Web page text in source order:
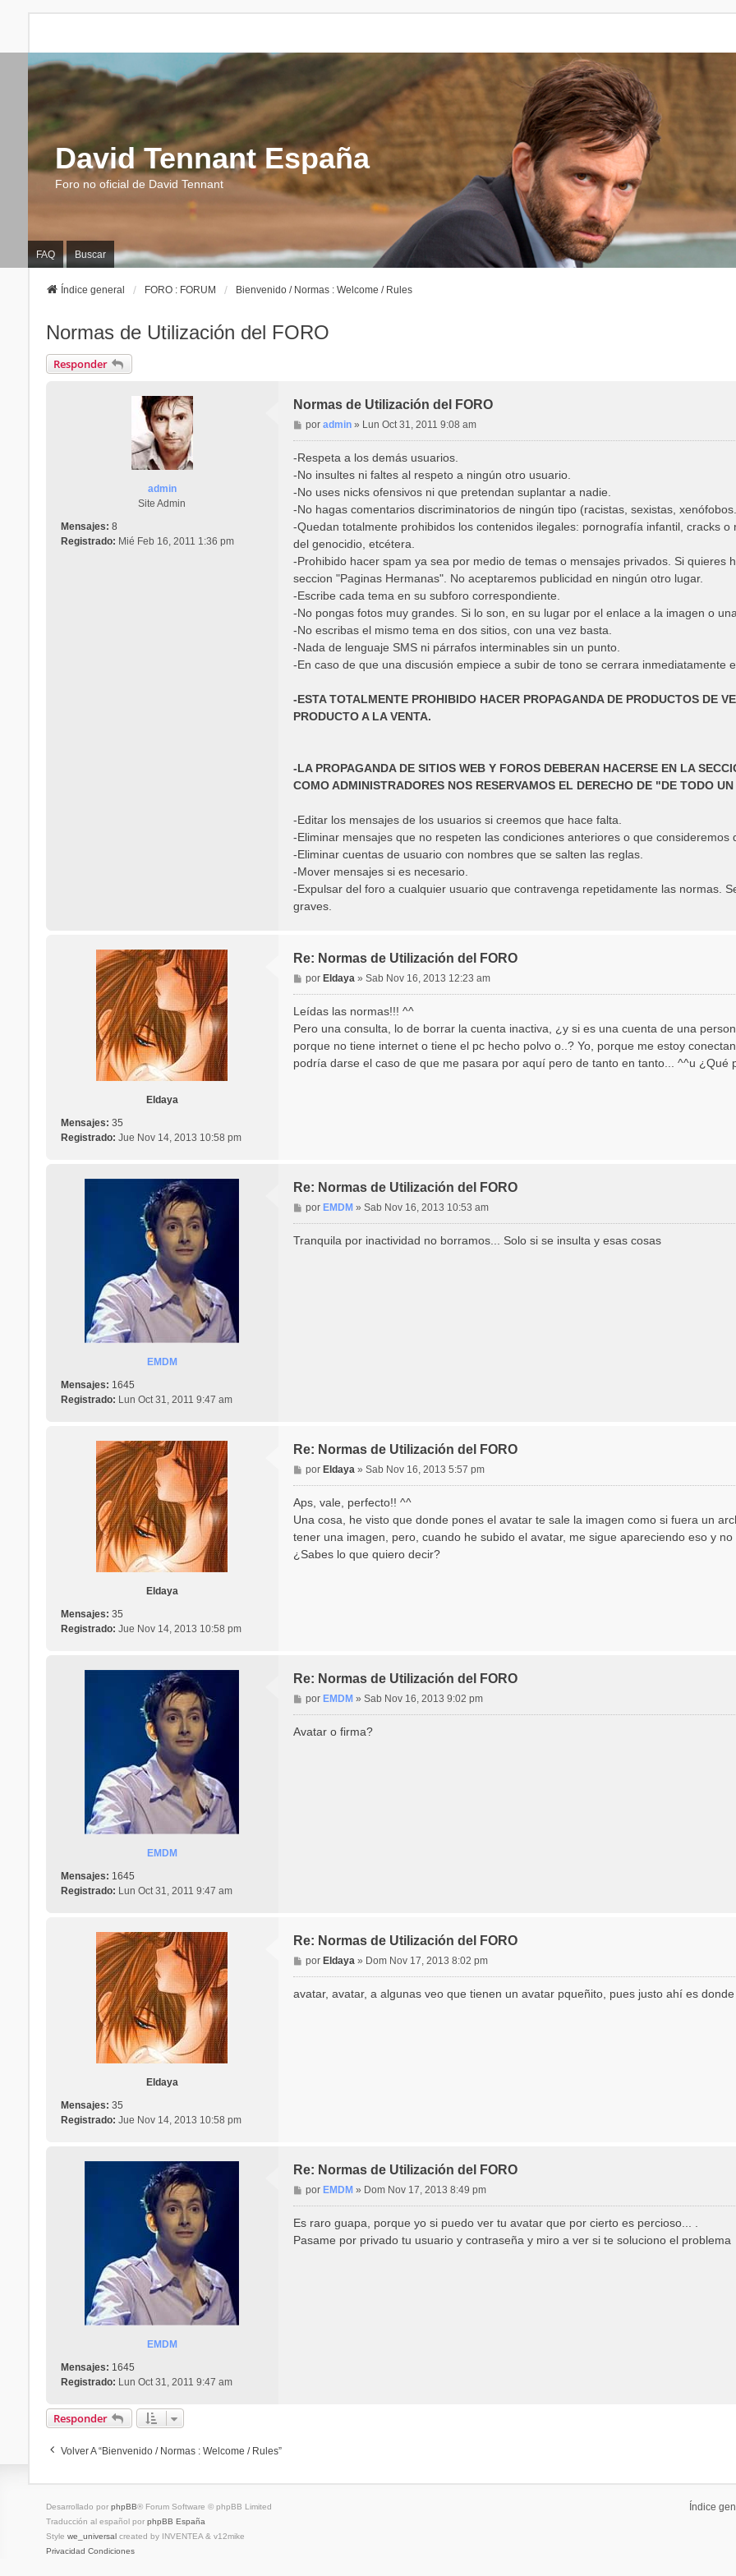
David Tennant España
Foro no oficial de David Tennant
FAQ Buscar
Índice general FORO : FORUM Bienvenido / Normas : Welcome / Rules
Normas de Utilización del FORO
Responder
admin
Site Admin
Mensajes: 8
Registrado: Mié Feb 16, 2011 1:36 pm
Normas de Utilización del FORO
M
e
n
a
j
e
poradmin » Lun Oct 31, 2011 9:08 am
-Respeta a los demás usuarios.
-No insultes ni faltes al respeto a ningún otro usuario.
-No uses nicks ofensivos ni que pretendan suplantar a nadie.
-No hagas comentarios discriminatorios de ningún tipo (racistas, sexistas,
-Quedan totalmente prohibidos los contenidos ilegales: pornografía infantil, cracks
del genocidio, etcétera.
-Prohibido hacer spam ya sea por medio de temas o mensajes privados. Si quieres
seccion "Paginas Hermanas". No aceptaremos publicidad en ningún otro lugar.
-Escribe cada tema en su subforo correspondiente.
-No pongas fotos muy grandes. Si lo son, en su lugar por el enlace a la imagen o
-No escribas el mismo tema en dos sitios, con una vez basta.
-Nada de lenguaje SMS ni párrafos interminables sin un punto.
-En caso de que una discusión empiece a subir de tono se cerrara inmediatamente
-ESTA TOTALMENTE PROHIBIDO HACER PROPAGANDA DE PRODUCTOS DE
PRODUCTO A LA VENTA.
-LA PROPAGANDA DE SITIOS WEB Y FOROS DEBERAN HACERSE EN LA
COMO ADMINISTRADORES NOS RESERVAMOS EL DERECHO DE "DE TODO
-Editar los mensajes de los usuarios si creemos que hace falta.
-Eliminar mensajes que no respeten las condiciones anteriores o que consideremos
-Eliminar cuentas de usuario con nombres que se salten las reglas.
-Mover mensajes si es necesario.
-Expulsar del foro a cualquier usuario que contravenga repetidamente las normas.
graves.
Eldaya
Mensajes: 35
Registrado: Jue Nov 14, 2013 10:58 pm
Re: Normas de Utilización del FORO
M
e
n
a
j
e
porEldaya »Sab Nov 16, 2013 12:23 am
Leídas las normas!!! ^^
Pero una consulta, lo de borrar la cuenta inactiva, ¿y si es una cuenta de una
porque no tiene internet o tiene el pc hecho polvo o..? Yo, porque me estoy
podría darse el caso de que me pasara por aquí pero de tanto en tanto... ^^u ¿Qué
EMDM
Mensajes: 1645
Registrado: Lun Oct 31, 2011 9:47 am
Re: Normas de Utilización del FORO
M
e
porEMDM »Sab Nov 16, 2013 10:53 am
Tranquila por inactividad no borramos... Solo si se insulta y esas cosas
Eldaya
Mensajes: 35
Registrado: Jue Nov 14, 2013 10:58 pm
Re: Normas de Utilización del FORO
M
e
s
a
j
e
porEldaya »Sab Nov 16, 2013 5:57 pm
Aps, vale, perfecto!! ^^
Una cosa, he visto que donde pones el avatar te sale la imagen como si fuera un
tener una imagen, pero, cuando he subido el avatar, me sigue apareciendo eso y
¿Sabes lo que quiero decir?
EMDM
Mensajes: 1645
Registrado: Lun Oct 31, 2011 9:47 am
Re: Normas de Utilización del FORO
M
e
porEMDM »Sab Nov 16, 2013 9:02 pm
Avatar o firma?
Eldaya
Mensajes: 35
Registrado: Jue Nov 14, 2013 10:58 pm
Re: Normas de Utilización del FORO
M
e
porEldaya » Dom Nov 17, 2013 8:02 pm
avatar, avatar, a algunas veo que tienen un avatar pqueñito, pues justo ahí es
EMDM
Mensajes: 1645
Registrado: Lun Oct 31, 2011 9:47 am
Re: Normas de Utilización del FORO
M
e
a
porEMDM » Dom Nov 17, 2013 8:49 pm
Es raro guapa, porque yo si puedo ver tu avatar que por cierto es percioso... .
Pasame por privado tu usuario y contraseña y miro a ver si te soluciono el problema
Responder
Volver A “Bienvenido / Normas : Welcome / Rules”
Índice
Desarrollado por phpBB® Forum Software © phpBB Limited
Traducción al español por phpBB España
Style we_universalcreated by INVENTEA & v12mike
Privacidad Condiciones